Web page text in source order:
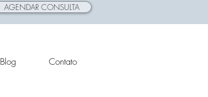
AGENDAR CONSULTA
Blog Contato